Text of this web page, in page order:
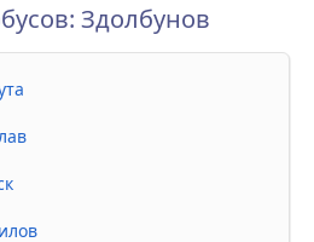
Здолбунов